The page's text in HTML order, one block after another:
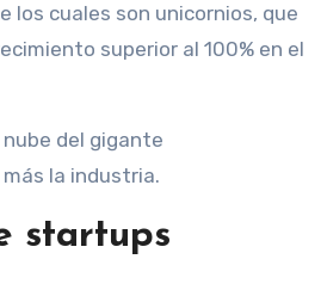
los cuales son unicornios, que
superior al 100% en el
del gigante
la industria.
startups